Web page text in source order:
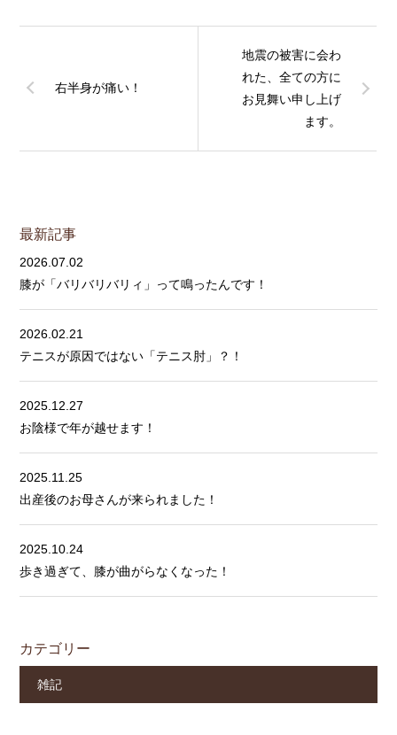
右半身が痛い！
地震の被害に会わ
れた、全ての方に
お見舞い申し上げ
ます。
最新記事
2026.07.02
膝が「バリバリバリィ」って鳴ったんです！
2026.02.21
テニスが原因ではない「テニス肘」？！
2025.12.27
お陰様で年が越せます！
2025.11.25
出産後のお母さんが来られました！
2025.10.24
歩き過ぎて、膝が曲がらなくなった！
カテゴリー
雑記